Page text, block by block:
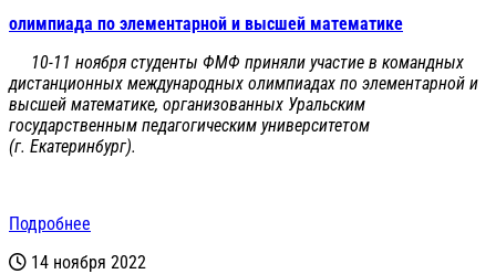
олимпиада по элементарной и высшей математике
10-11 ноября студенты ФМФ приняли участие в командных
дистанционных международных олимпиадах по элементарной и
высшей математике, организованных Уральским
государственным педагогическим университетом
(г. Екатеринбург).
Подробнее
14 ноября 2022